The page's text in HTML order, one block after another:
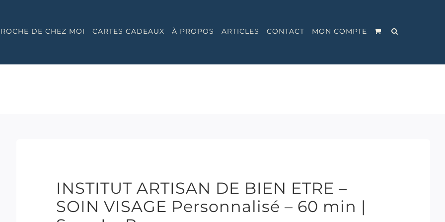
DE CHEZ MOI CARTES CADEAUX À PROPOS ARTICLES CONTACT MON COMPTE
INSTITUT ARTISAN DE BIEN ETRE –
SOIN VISAGE Personnalisé – 60 min |